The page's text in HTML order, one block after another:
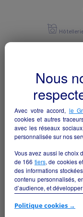
Nous
Avec votre accord, le
cookies et autres
avec les réseaux
personnalisée sur nos
Vous avez aussi le choix
de 166 tiers, de cookies
des informations
contenu personnalisés,
d’audience, et
Si vous continuez
Politique cookies →